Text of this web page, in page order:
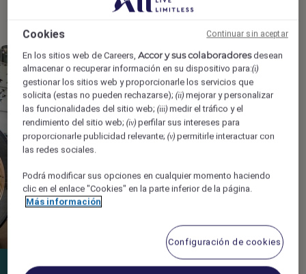
Cookies
En los sitios web de Careers,Accor y sus colaboradoresdesean
almacenar o recuperar información en su dispositivo para:(i)
gestionar los sitios web y proporcionarle los servicios que
solicita (estas no pueden rechazarse);(ii) mejorar y personalizar
las funcionalidades del sitio web;(iii) medir el tráfico y el
rendimiento del sitio web;(iv) perfilar sus intereses para
proporcionarle publicidad relevante;(v) permitirle interactuar con
las redes sociales.
Podrá modificar sus opciones en cualquier momento haciendo
clic en el enlace "Cookies" en la parte inferior de la página.
Más información
Configuración de cookies
Continuar sin aceptar